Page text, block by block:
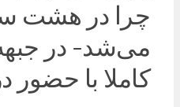
چرا در هشت
می‌شد- در
کاملا با حضور